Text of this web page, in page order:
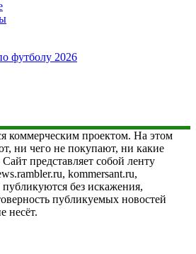
футболу 2026
коммерческим проектом. На этом
ни чего не покупают, ни какие
представляет собой ленту
kommersant.ru,
без искажения,
публикуемых новостей
несёт.